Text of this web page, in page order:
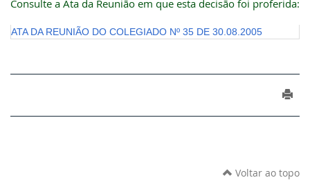
Consulte a Ata da Reunião em que esta decisão foi proferida:
ATA DA REUNIÃO DO COLEGIADO Nº 35 DE 30.08.2005
Voltar ao topo